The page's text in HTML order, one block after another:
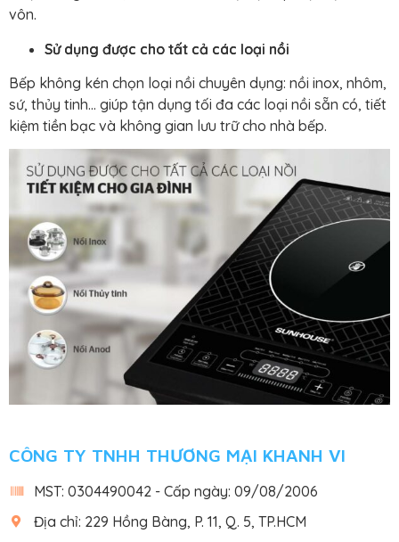
vôn.
Sử dụng được cho tất cả các loại nồi
Bếp không kén chọn loại nồi chuyên dụng: nồi inox, nhôm,
sứ, thủy tinh… giúp tận dụng tối đa các loại nồi sẵn có, tiết
kiệm tiền bạc và không gian lưu trữ cho nhà bếp.
CÔNG TY TNHH THƯƠNG MẠI KHANH VI
MST: 0304490042 - Cấp ngày: 09/08/2006
Địa chỉ: 229 Hồng Bàng, P. 11, Q. 5, TP.HCM